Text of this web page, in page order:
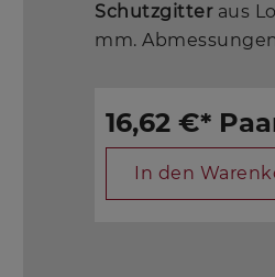
Schutzgitteraus
mm.
16,62 €*
In den